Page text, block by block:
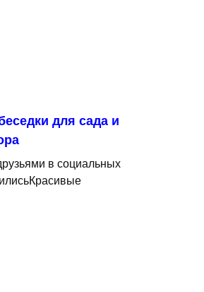
для сада и
в социальных